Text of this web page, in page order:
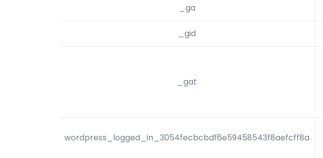
_ga
_gid
_gat
wordpress_logged_in_3054fecbcbdf6e59458543f8aefcff8a